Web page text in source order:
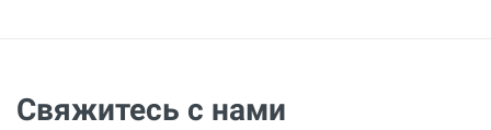
Свяжитесь с нами